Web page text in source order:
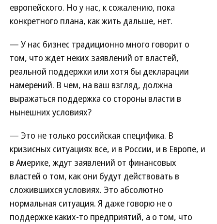
европейского. Но у нас, к сожалению, пока
конкретного плана, как жить дальше, нет.
— У нас бизнес традиционно много говорит о
том, что ждет неких заявлений от властей,
реальной поддержки или хотя бы декларации
намерений. В чем, на ваш взгляд, должна
выражаться поддержка со стороны власти в
нынешних условиях?
— Это не только российская специфика. В
кризисных ситуациях все, и в России, и в Европе, и
в Америке, ждут заявлений от финансовых
властей о том, как они будут действовать в
сложившихся условиях. Это абсолютно
нормальная ситуация. Я даже говорю не о
поддержке каких-то предприятий, а о том, что